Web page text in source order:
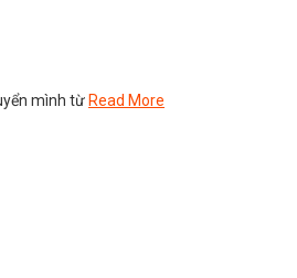
mình từ Read More